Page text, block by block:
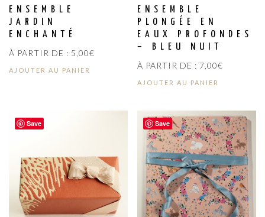
ENSEMBLE
JARDIN
ENCHANTÉ
À PARTIR DE : 5,00€
AJOUTER AU PANIER
ENSEMBLE
PLONGÉE EN
EAUX PROFONDES
– BLEU NUIT
À PARTIR DE : 7,00€
AJOUTER AU PANIER
Save Save